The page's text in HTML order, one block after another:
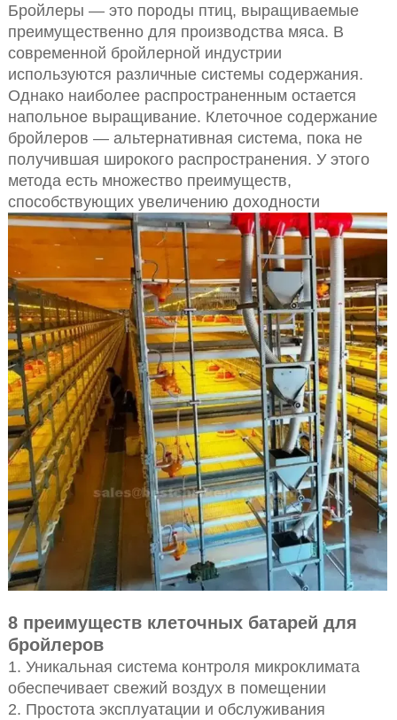
Бройлеры — это породы птиц, выращиваемые
преимущественно для производства мяса. В
современной бройлерной индустрии
используются различные системы содержания.
Однако наиболее распространенным остается
напольное выращивание. Клеточное содержание
бройлеров — альтернативная система, пока не
получившая широкого распространения. У этого
метода есть множество преимуществ,
способствующих увеличению доходности
8 преимуществ клеточных батарей для
бройлеров
1. Уникальная система контроля микроклимата
обеспечивает свежий воздух в помещении
2. Простота эксплуатации и обслуживания